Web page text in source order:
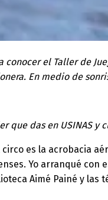
conocer el Taller de
En medio de
que das en USINAS y
es la acrobacia
Yo arranqué con
Aimé Painé y las